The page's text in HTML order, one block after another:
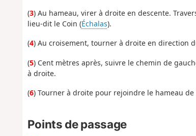
(3) Au hameau, virer à droite en descente.
lieu-dit le Coin (Échalas).
(4) Au croisement, tourner à droite en direction
(5) Cent mètres après, suivre le chemin de
à droite.
(6) Tourner à droite pour rejoindre le hameau de
Points de passage